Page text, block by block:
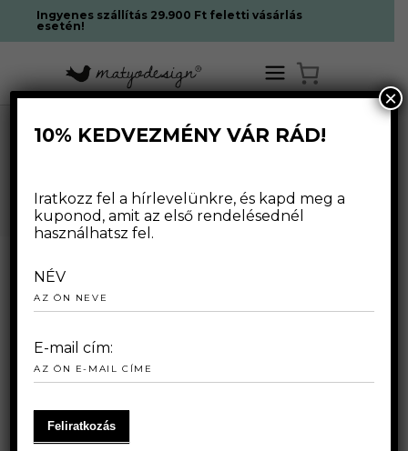
Ingyenes szállítás 29.900 Ft feletti vásárlás
esetén!
SHOP
10% KEDVEZMÉNY VÁR RÁD!
Iratkozz fel a hírlevelünkre, és kapd meg a
kuponod, amit az első rendelésednél
használhatsz fel.
NÉV
E-mail cím:
×